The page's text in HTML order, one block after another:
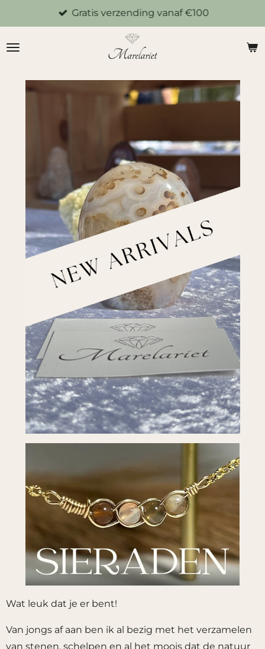
direct
naar
hoofdinhoud
Gratis verzending vanaf €100
Wat leuk dat je er bent!
Van jongs af aan ben ik al bezig met het verzamelen
van stenen, schelpen en al het moois dat de natuur